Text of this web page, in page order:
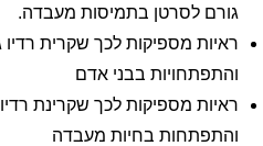
לסרטן בתמיסות מעבדה.
מספיקות לכך שקרית רדיו גורם
בבני אדם
מספיקות לכך שקרינת רדיו גורם
בחיות מעבדה